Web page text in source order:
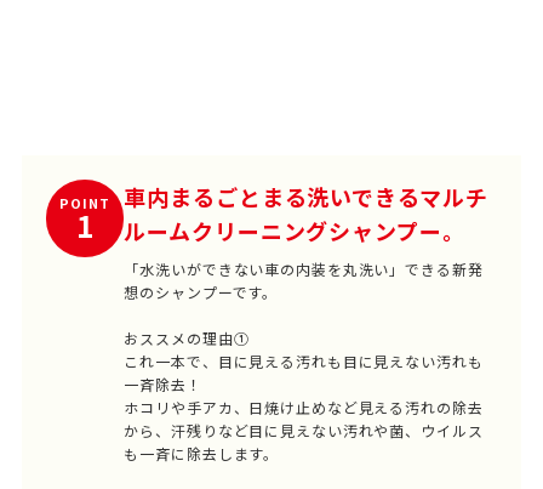
POINT
1
車内まるごとまる洗いできるマルチ
ルームクリーニングシャンプー。
「水洗いができない車の内装を丸洗い」できる新発
想のシャンプーです。
おススメの理由①
これ一本で、目に見える汚れも目に見えない汚れも
一斉除去！
ホコリや手アカ、日焼け止めなど見える汚れの除去
から、汗残りなど目に見えない汚れや菌、ウイルス
も一斉に除去します。